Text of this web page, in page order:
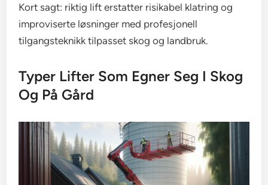
Kort sagt: riktig lift erstatter risikabel klatring og
improviserte løsninger med profesjonell
tilgangsteknikk tilpasset skog og landbruk.
Typer Lifter Som Egner Seg I Skog
Og På Gård